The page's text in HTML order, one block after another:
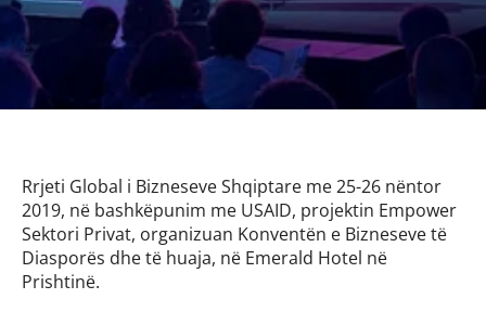
Rrjeti Global i Bizneseve Shqiptare me 25-26 nëntor
2019, në bashkëpunim me USAID, projektin Empower
Sektori Privat, organizuan Konventën e Bizneseve të
Diasporës dhe të huaja, në Emerald Hotel në
Prishtinë.